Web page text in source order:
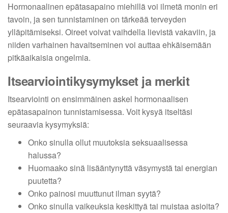
Hormonaalinen epätasapaino miehillä voi ilmetä monin eri
tavoin, ja sen tunnistaminen on tärkeää terveyden
ylläpitämiseksi. Oireet voivat vaihdella lievistä vakaviin, ja
niiden varhainen havaitseminen voi auttaa ehkäisemään
pitkäaikaisia ongelmia.
Itsearviointikysymykset ja merkit
Itsearviointi on ensimmäinen askel hormonaalisen
epätasapainon tunnistamisessa. Voit kysyä itseltäsi
seuraavia kysymyksiä:
Onko sinulla ollut muutoksia seksuaalisessa
halussa?
Huomaako sinä lisääntynyttä väsymystä tai energian
puutetta?
Onko painosi muuttunut ilman syytä?
Onko sinulla vaikeuksia keskittyä tai muistaa asioita?